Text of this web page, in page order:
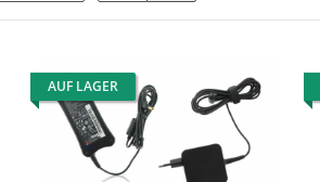
AUF LAGER